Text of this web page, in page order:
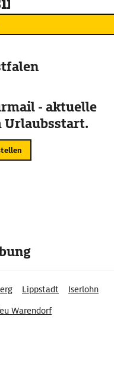
- aktuelle
Urlaubsstart.
Lippstadt
Iserlohn
Warendorf